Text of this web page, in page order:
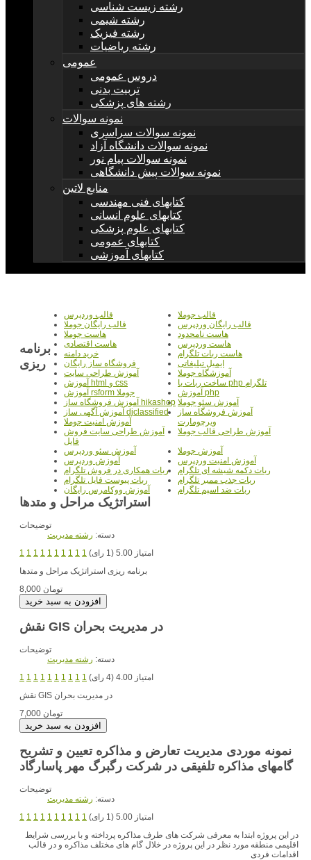
رشته زیست شناسی
رشته شیمی
رشته فیزیک
رشته ریاضیات
عمومی
دروس عمومی
تربیت بدنی
رشته های پزشکی
نمونه سوالات
نمونه سوالات سراسری
نمونه سوالات دانشگاه آزاد
نمونه سوالات پیام نور
نمونه سوالات پیش دانشگاهی
منابع لاتین
کتابهای فنی مهندسی
کتابهای علوم انسانی
کتابهای علوم پزشکی
کتابهای عمومی
کتابهای آموزشی
قالب جوملا
قالب وردپرس
قالب رایگان وردپرس
قالب رایگان جوملا
هاست نامحدود
هاست جوملا
هاست وردپرس
هاست اقتصادی
هاست ربات تلگرام
خرید دامنه
ایمیل تبلیغاتی
فروشگاه ساز رایگان
آموزشگاه جوملا
آموزش طراحی سایت
ساخت ربات با php تلگرام
آموزش html و css
آموزش php
آموزش rsform جوملا
آموزش سئو جوملا آموزش فروشگاه ساز hikashop
آموزش فروشگاه ساز
ویرچومارت
آموزش آگهی ساز djclassified
آموزش امنیت جوملا
آموزش طراحی قالب جوملا
آموزش طراحی سایت فروش
فایل
آموزش جوملا
آموزش سئو وردپرس
آموزش امنیت وردپرس
آموزش وردپرس
ربات دکمه شیشه ای تلگرام
ربات همکاری در فروش تلگرام
ربات جذب ممبر تلگرام
ربات پیوست فایل تلگرام
ربات ضد اسپم تلگرام
آموزش ووکامرس رایگان
برنامه
ریزی
استراتژیک مراحل و متدها
توضیحات
دسته: رشته مديريت
1 1 1 1 1 1 1 1 1 1
امتیاز 5.00 (1 رای)
برنامه ریزی استراتژیک مراحل و متدها
8,000 تومان
نقش GIS در مدیریت بحران
توضیحات
دسته: رشته مديريت
1 1 1 1 1 1 1 1 1 1
امتیاز 4.00 (4 رای)
نقش GIS در مدیریت بحران
7,000 تومان
نمونه موردی مدیریت تعارض و مذاکره تعیین و تشریح
گامهای مذاکره تلفیقی در شرکت رگبرگ مهر پاسارگاد
توضیحات
دسته: رشته مديريت
1 1 1 1 1 1 1 1 1 1
امتیاز 5.00 (1 رای)
در این پروژه ابتدا به معرفی شرکت های طرف مذاکره پرداخته و با بررسی شرایط
اقلیمی منطقه مورد نظر در این پروژه در خلال گام های مختلف مذاکره و در قالب
اقدامات فردی